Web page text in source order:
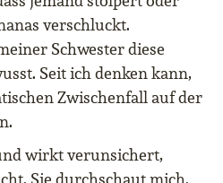
verschluckt.
Schwester diese
Seit ich denken kann,
Zwischenfall auf der
wirkt verunsichert,